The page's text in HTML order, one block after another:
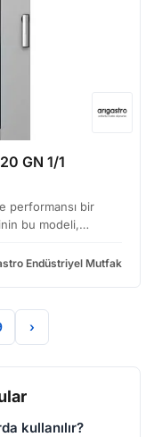
GN 1/1
performansı bir
bu modeli,
teknolojil…
Endüstriyel Mutfak
›
kullanılır?